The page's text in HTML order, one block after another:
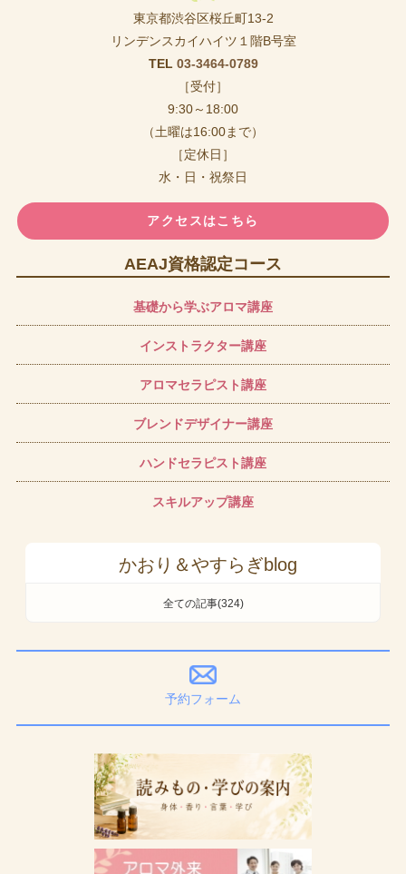
東京都渋谷区桜丘町13-2
リンデンスカイハイツ１階B号室
TEL 03-3464-0789
［受付］
9:30～18:00
（土曜は16:00まで）
［定休日］
水・日・祝祭日
アクセスはこちら
AEAJ資格認定コース
基礎から学ぶアロマ講座
インストラクター講座
アロマセラピスト講座
ブレンドデザイナー講座
ハンドセラピスト講座
スキルアップ講座
かおり＆やすらぎblog
全ての記事(324)
予約フォーム